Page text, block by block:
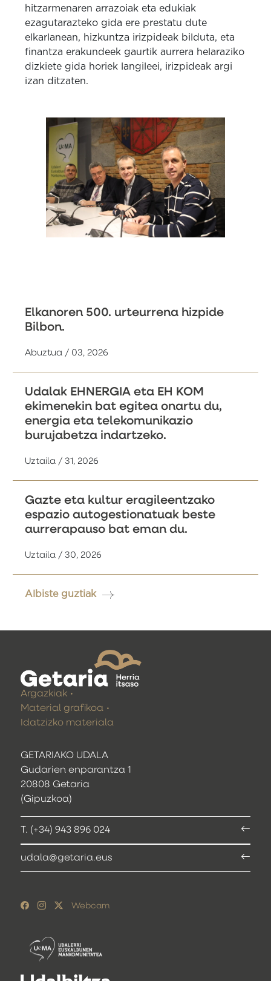
hitzarmenaren arrazoiak eta edukiak
ezagutarazteko gida ere prestatu dute
elkarlanean, hizkuntza irizpideak bilduta, eta
finantza erakundeek gaurtik aurrera helaraziko
dizkiete gida horiek langileei, irizpideak argi
izan ditzaten.
Elkanoren 500. urteurrena hizpide
Bilbon.
Abuztua / 03, 2026
Udalak EHNERGIA eta EH KOM
ekimenekin bat egitea onartu du,
energia eta telekomunikazio
burujabetza indartzeko.
Uztaila / 31, 2026
Gazte eta kultur eragileentzako
espazio autogestionatuak beste
aurrerapauso bat eman du.
Uztaila / 30, 2026
Albiste guztiak
GETARIAKO UDALA
Gudarien enparantza 1
20808 Getaria
(Gipuzkoa)
T. (+34) 943 896 024
udala@getaria.eus
Argazkiak
Material grafikoa
Idatzizko materiala
Webcam